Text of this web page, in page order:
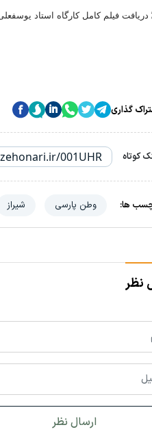
فیلم کامل کارگاه استاد
گذاری
کوتاه
ها: وطن پارسی شیراز
نظر